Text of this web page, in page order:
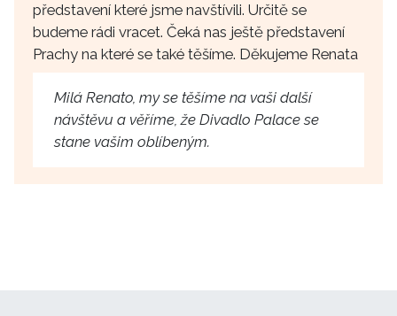
představení které jsme navštívili. Určitě se
budeme rádi vracet. Čeká nas ještě představení
Prachy na které se také těšíme. Děkujeme Renata
Milá Renato, my se těšíme na vaši další
návštěvu a věříme, že Divadlo Palace se
stane vašim oblíbeným.